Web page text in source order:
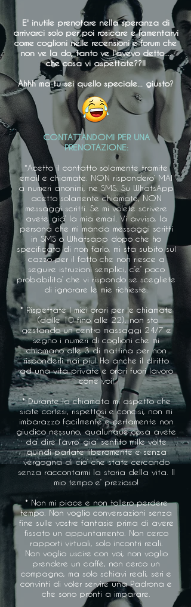
E' inutile prenotare nella speranza di
arrivarci solo per poi rosicare e lamentarvi
come coglioni nelle recensioni e forum che
non ve la do, tanto ve l'avevo detto....
che cosa vi aspettate??!!
Ahhh ma tu sei quello speciale... giusto?
CONTATTANDOMI PER UNA
PRENOTAZIONE:
*Acetto il contatto solamente tramite
email e chiamate. NON rispondero’ MAI
a numeri anonimi, ne SMS. Su WhatsApp
acetto solamente chiamate, NON
messaggi scritti. Se mi volete scrivere
avete gia’ la mia email. Vi avviso, la
persona che mi manda messaggi scritti
in SMS o Whatsapp dopo che ho
specificato di non farlo, mi sta subito sul
cazzo per il fatto che non riesce a
seguire istruzioni semplici, c’e’ poco
probabilita’ che vi rispondo se scegliete
di ignorare le mie richieste.
* Rispettate I miei orari per le chiamate
(dalle 10 fino alle 22), non sto
gestando un centro massaggi 24/7 e
segno i numeri di coglioni che mi
chiamano alle 3 di mattina per non
risponderli mai piu! Ho anche il diritto
ad una vita private e orari fuori lavoro
come voi!
* Durante la chiamata mi aspetto che
siate cortesi, rispettosi e concisi, non mi
imbarazzo facilmente e certamente non
giudico nessuno, qualunque cosa avete
da dire l’avro’ gia’ sentito mille volte
quindi parlate liberamente e senza
vergogna di cio’ che state cercando
senza raccontarmi la storia della vita. Il
mio tempo e’ prezioso​!
* Non mi piace e non tollero perdere
tempo. Non voglio conversazioni senza
fine sulle vostre fantasie prima di avere
fissato un appuntamento. Non cerco
rapporti virtuali, solo incontri reali.
Non voglio uscire con voi, non voglio
prendere un caffè, non cerco un
compagno, ma solo schiavi reali, seri e
convinti di voler servire una Padrona e
che sono pronti a imparare.